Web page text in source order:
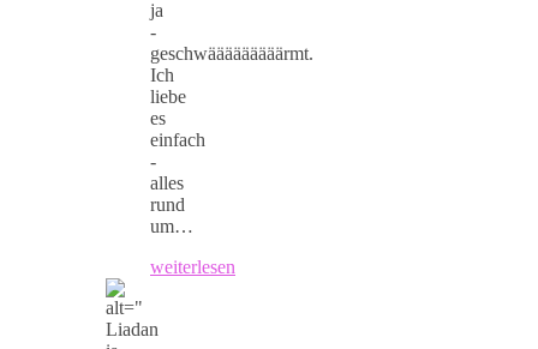
ja
-
geschwääääääääärmt.
Ich
liebe
es
einfach
-
alles
rund
um…
weiterlesen